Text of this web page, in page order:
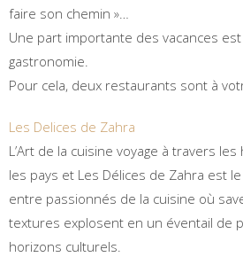
faire son chemin »…
Une part importante des vacances
gastronomie.
Pour cela, deux restaurants sont à
Les Delices de Zahra
L’Art de la cuisine voyage à travers
les pays et Les Délices de Zahra est
entre passionnés de la cuisine où
textures explosent en un éventail de
horizons culturels.